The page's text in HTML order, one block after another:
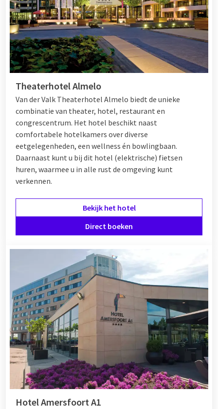
Last minute weekend weg met 9
personen
Wilt u spontaan een weekend weg met uw groep? Bij Van der
minuteverblijf. Dankzij de vele locaties in Nederland en België
is er altijd een hotel dat past bij uw plannen, vaak ook met
aantrekkelijke last minute kortingen. Geniet samen van
wellness, maak een fietstocht door de natuur of ontdek een
historische binnenstad. Een spontaan weekend weg met 9
personen wordt gegarandeerd een succes.
Van der Valk met 9 personen
Bij Van der Valk vindt u alle faciliteiten die u nodig heeft voor
een comfortabel verblijf met 9 personen. Denk aan ruime
familiekamers, suites en de mogelijkheid tot meerdere
kamers naast elkaar. Voor grotere groepen zijn er bovendien
zalen beschikbaar voor privé-diners of groepsactiviteiten. Na
een dag vol indrukken geniet u samen van een diner in het
hotelrestaurant en sluit u de dag sfeervol af in de hotelbar.
Theaterhotel Almelo
Van der Valk Theaterhotel Almelo biedt de unieke
combinatie van theater, hotel, restaurant en
congrescentrum. Het hotel beschikt naast
comfortabele hotelkamers over diverse
eetgelegenheden, een wellness én bowlingbaan.
Daarnaast kunt u bij dit hotel (elektrische) fietsen
huren, waarmee u in alle rust de omgeving kunt
verkennen.
Bekijk het hotel
Direct boeken
Hotel Amersfoort A1